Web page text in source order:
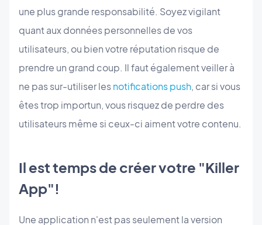
une plus grande responsabilité. Soyez vigilant
quant aux données personnelles de vos
utilisateurs, ou bien votre réputation risque de
prendre un grand coup. Il faut également veiller à
ne pas sur-utiliser lesnotifications push, car si vous
êtes trop importun, vous risquez de perdre des
utilisateurs même si ceux-ci aiment votre contenu.
Il est temps de créer votre "Killer
App"!
Une application n'est pas seulement la version